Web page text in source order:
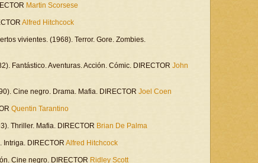
Martin Scorsese
Alfred Hitchcock
vivientes. (1968). Terror. Gore. Zombies.
Fantástico. Aventuras. Acción. Cómic. DIRECTOR John
Cine negro. Drama. Mafia. DIRECTOR Joel Coen
Quentin Tarantino
Thriller. Mafia. DIRECTOR Brian De Palma
Intriga. DIRECTOR Alfred Hitchcock
Cine negro. DIRECTOR Ridley Scott